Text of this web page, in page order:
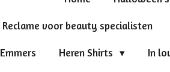
Reclame voor beauty specialisten
Emmers Heren Shirts In